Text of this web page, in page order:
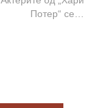
Потер“ се…